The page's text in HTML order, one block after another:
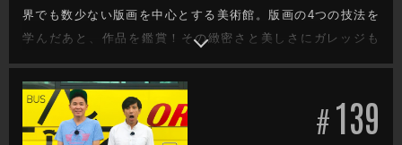
界でも数少ない版画を中心とする美術館。版画の4つの技法を
学んだあと、作品を鑑賞！その緻密さと美しさにガレッジも
版画の虜に！ ▽町田市にある「リカーポート 蔵家」で大好き
なお酒に囲まれながら町田産の素材で醸造したクラフトビー
ルで乾杯！ ▽今週もガレッジセールのゆるり旅をお届けしま
す
#139